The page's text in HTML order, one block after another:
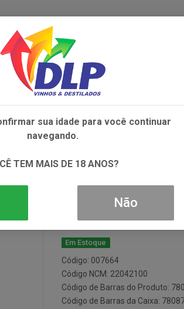
ALIMENTOS
Vinho
1x750ml
Em Estoque
Código: 007664
Código NCM: 22042100
Código de Barras do Produto:
Código de Barras da Caixa:
sua idade para você continuar
navegando.
TEM MAIS DE 18 ANOS?
Não